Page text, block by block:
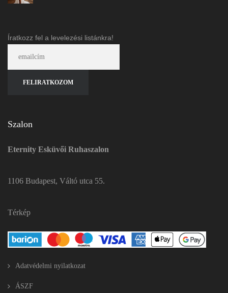
Íratkozz fel a levelezési listánkra!
Szalon
Eternity Esküvői Ruhaszalon
1106 Budapest, Váltó utca 55.
Térkép
Adatvédelmi nyilatkozat
ÁSZF